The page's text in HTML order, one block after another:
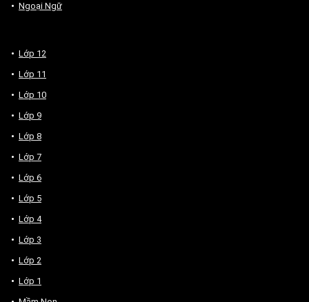
Ngoại Ngữ
Lớp 12
Lớp 11
Lớp 10
Lớp 9
Lớp 8
Lớp 7
Lớp 6
Lớp 5
Lớp 4
Lớp 3
Lớp 2
Lớp 1